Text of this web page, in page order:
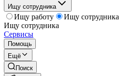
Ищу сотрудника
Ищу работу
Ищу сотрудника
Ищу сотрудника
Сервисы
Помощь
Ещё
Поиск